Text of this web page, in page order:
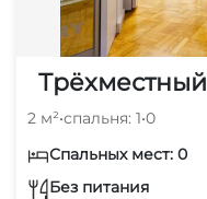
2 м²•спальня: 1•0
Спальных мест: 0
Без питания